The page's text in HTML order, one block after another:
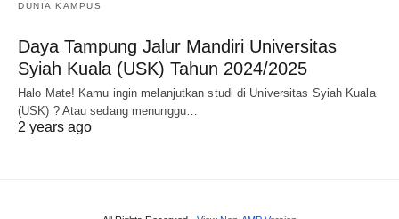
DUNIA KAMPUS
Daya Tampung Jalur Mandiri Universitas
Syiah Kuala (USK) Tahun 2024/2025
Halo Mate! Kamu ingin melanjutkan studi di Universitas Syiah Kuala
(USK) ? Atau sedang menunggu…
2 years ago